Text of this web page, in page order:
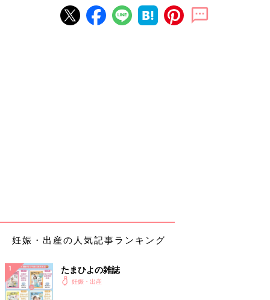
妊娠・出産の人気記事ランキング
たまひよの雑誌
妊娠・出産